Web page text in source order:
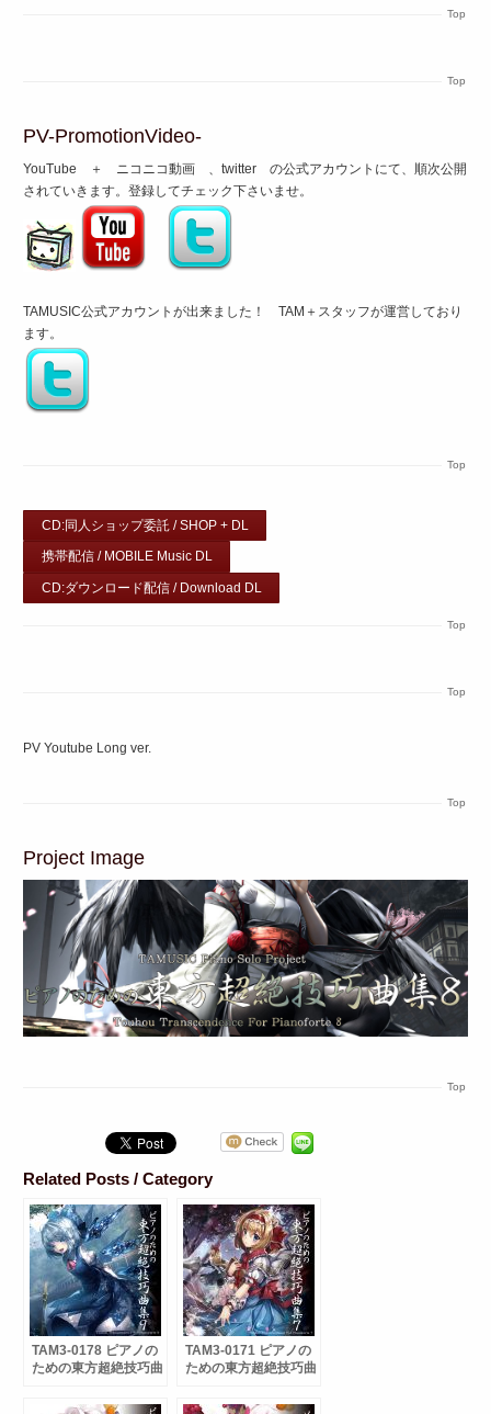
Top
Top
PV-PromotionVideo-
YouTube ＋ ニコニコ動画 、twitter の公式アカウントにて、順次公開
されていきます。登録してチェック下さいませ。
TAMUSIC公式アカウントが出来ました！ TAM＋スタッフが運営しており
ます。
Top
CD:同人ショップ委託 / SHOP + DL
携帯配信 / MOBILE Music DL
CD:ダウンロード配信 / Download DL
Top
Top
PV Youtube Long ver.
Top
Project Image
Top
Related Posts / Category
TAM3-0178 ピアノの
ための東方超絶技巧曲
TAM3-0171 ピアノの
ための東方超絶技巧曲